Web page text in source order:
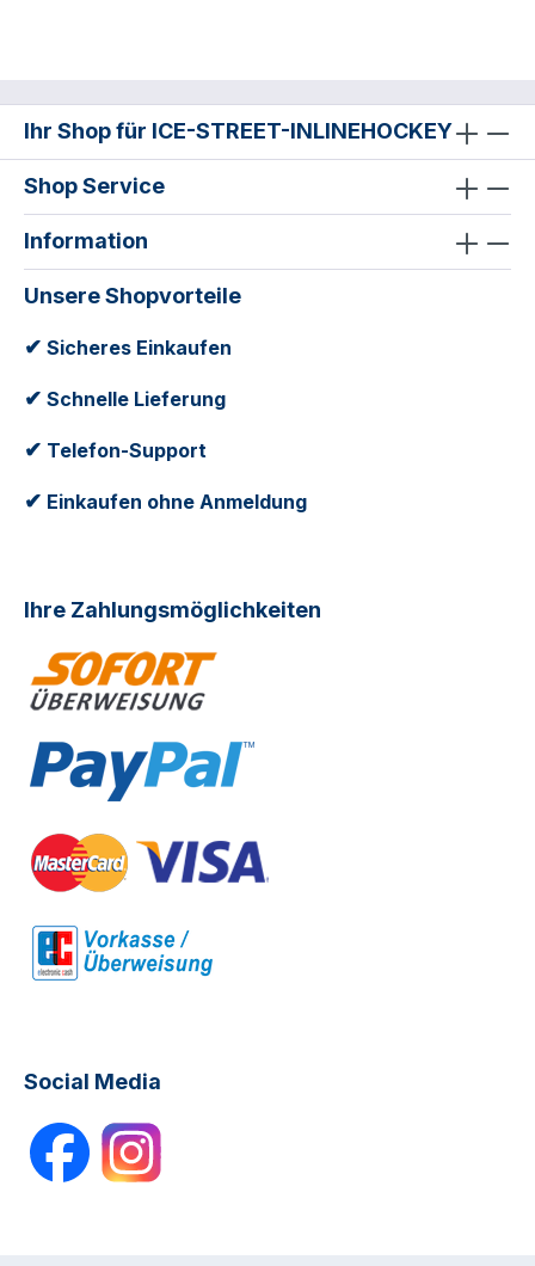
Ihr Shop für ICE-STREET-INLINEHOCKEY
Shop Service
Information
Unsere Shopvorteile
✔ Sicheres Einkaufen
✔ Schnelle Lieferung
✔ Telefon-Support
✔ Einkaufen ohne Anmeldung
Ihre Zahlungsmöglichkeiten
Social Media